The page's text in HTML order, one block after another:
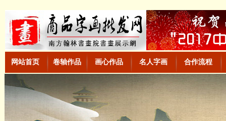
网站首页 卷轴作品 画心作品 名人字画 合作流程